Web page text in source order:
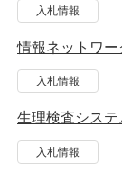
2026年8月7日
入札情報
情報ネットワ
2026年8月7日
入札情報
生理検査システ
2026年8月5日
入札情報